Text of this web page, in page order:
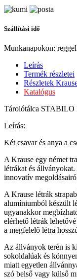
Szállítási idő
Munkanapokon:
Leírás
Termék részletei
Részletek
Katalógus
Tárolótálca STABILO
Leírás:
Két csavar és anya a
A Krause egy német
létrákat és
innovatív
A Krause létrák
alumíniumból készült
ugyanakkor
elérhető létrák
a megfelelő létra
Az állványok terén is
sokoldalúak és
miatt egyetlen
szó belső vagy külső